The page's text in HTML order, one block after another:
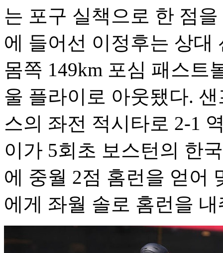
는 포구 실책으로 한 점
에 들어선 이정후는 상대
몸쪽 149km 포심 패스트
울 플라이로 아웃됐다.
스의 좌전 적시타로 2-1
이가 5회초 보스턴의 한
에 중월 2점 홈런을 얻어
에게 좌월 솔로 홈런을